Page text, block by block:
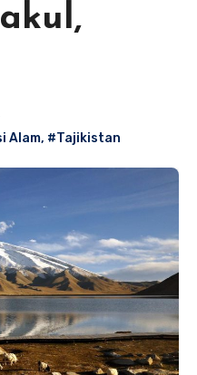
Alam, #Tajikistan